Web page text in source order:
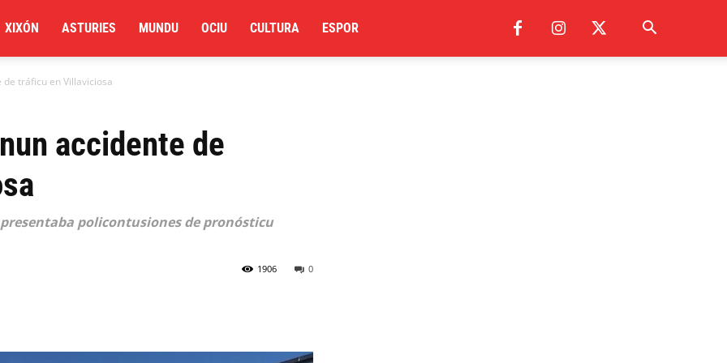
XIXÓN ASTURIES MUNDU OCIU CULTURA ESPOR
tráficu en Villaviciosa
accidente de
policontusiones de pronósticu
0
1906